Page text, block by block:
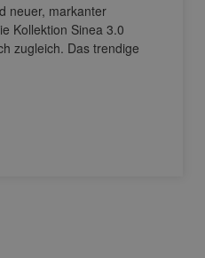
neuer, markanter
Kollektion Sinea 3.0
zugleich. Das trendige